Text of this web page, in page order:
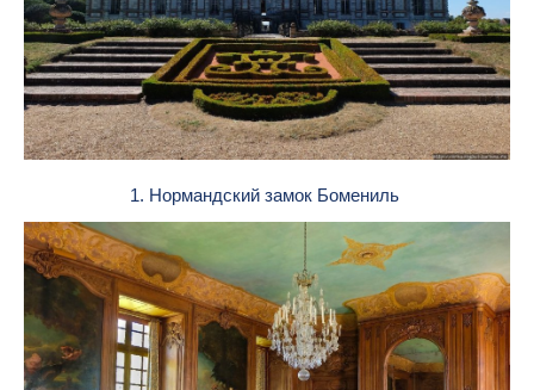
1. Нормандский замок Бомениль